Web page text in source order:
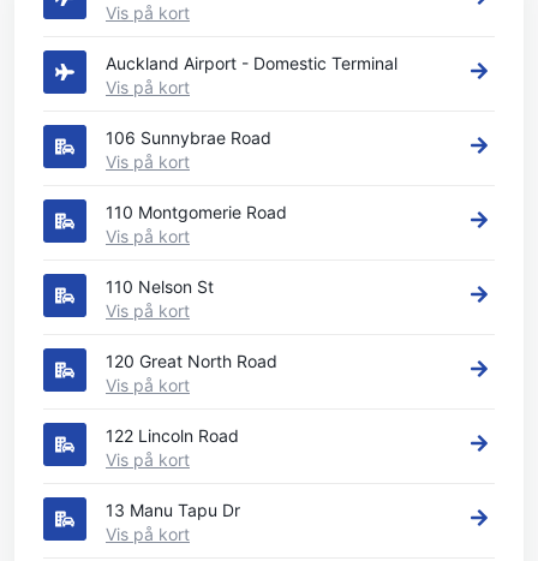
Vis på kort
Auckland Airport - Domestic Terminal
Vis på kort
106 Sunnybrae Road
Vis på kort
110 Montgomerie Road
Vis på kort
110 Nelson St
Vis på kort
120 Great North Road
Vis på kort
122 Lincoln Road
Vis på kort
13 Manu Tapu Dr
Vis på kort